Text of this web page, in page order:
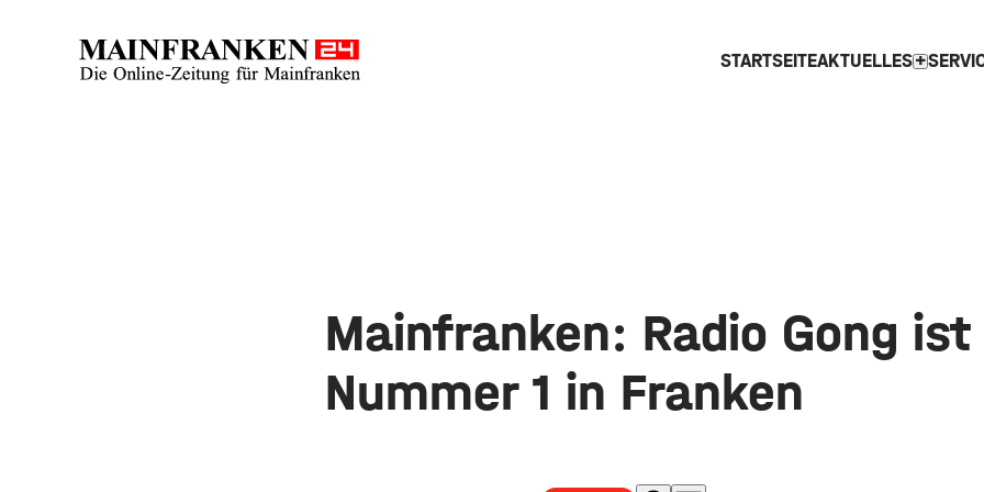
STARTSEITEAKTUELLESexpand_more
Mainfranken: Radio Gong ist
Nummer 1 in Franken